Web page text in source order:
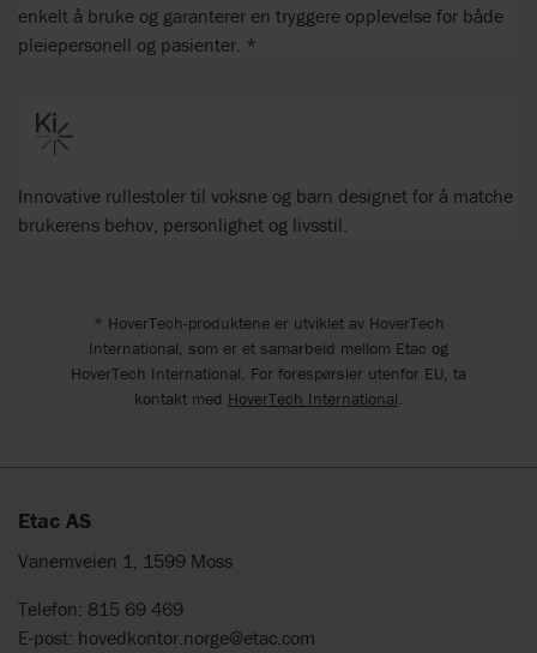
enkelt å bruke og garanterer en tryggere opplevelse for både
pleiepersonell og pasienter. *
Innovative rullestoler til voksne og barn designet for å matche
brukerens behov, personlighet og livsstil.
* HoverTech-produktene er utviklet av HoverTech
International, som er et samarbeid mellom Etac og
HoverTech International. For forespørsler utenfor EU, ta
kontakt med HoverTech International.
Etac AS
Vanemveien 1, 1599 Moss
Telefon: 815 69 469
E-post: hovedkontor.norge@etac.com